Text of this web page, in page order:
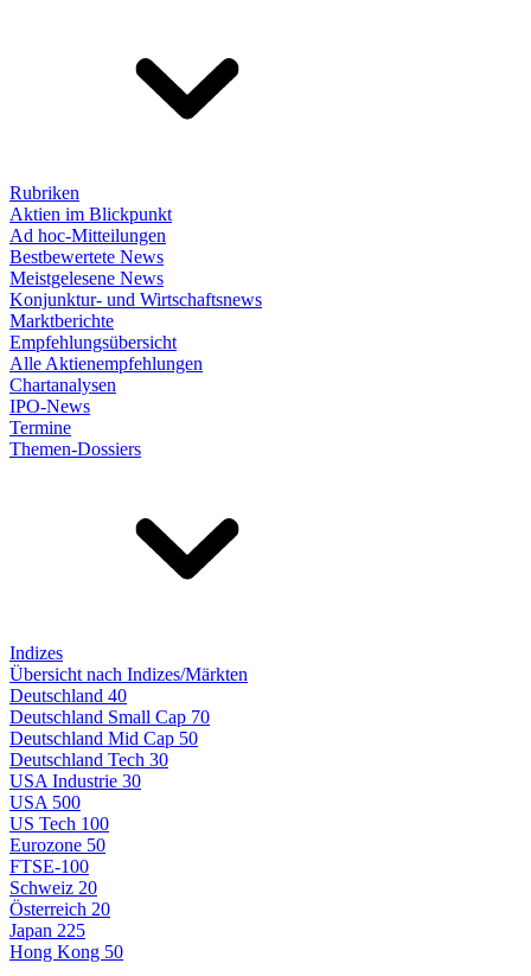
Rubriken
Aktien im Blickpunkt
Ad hoc-Mitteilungen
Bestbewertete News
Meistgelesene News
Konjunktur- und Wirtschaftsnews
Marktberichte
Empfehlungsübersicht
Alle Aktienempfehlungen
Chartanalysen
IPO-News
Termine
Themen-Dossiers
Indizes
Übersicht nach Indizes/Märkten
Deutschland 40
Deutschland Small Cap 70
Deutschland Mid Cap 50
Deutschland Tech 30
USA Industrie 30
USA 500
US Tech 100
Eurozone 50
FTSE-100
Schweiz 20
Österreich 20
Japan 225
Hong Kong 50